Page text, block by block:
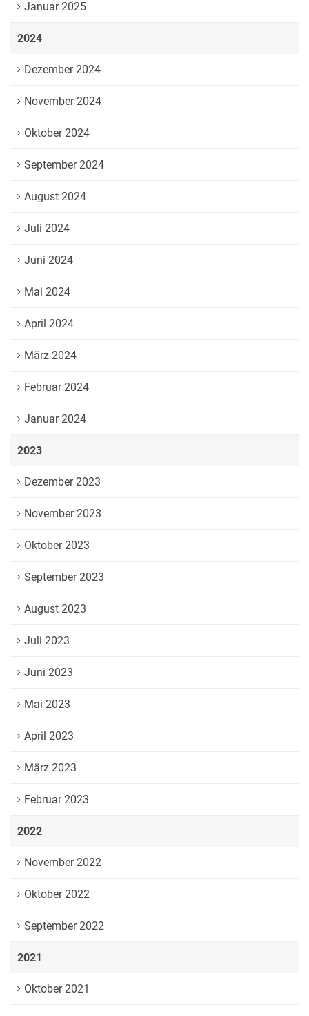
Januar 2025
2024
Dezember 2024
November 2024
Oktober 2024
September 2024
August 2024
Juli 2024
Juni 2024
Mai 2024
April 2024
März 2024
Februar 2024
Januar 2024
2023
Dezember 2023
November 2023
Oktober 2023
September 2023
August 2023
Juli 2023
Juni 2023
Mai 2023
April 2023
März 2023
Februar 2023
2022
November 2022
Oktober 2022
September 2022
2021
Oktober 2021